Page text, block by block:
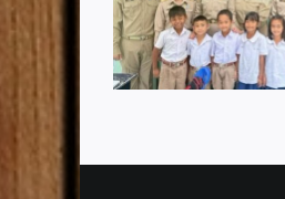
รประเมิน
ารอ่าน
2568
เนื่องในโอ
เฉลิมพร
พรรษา
พร